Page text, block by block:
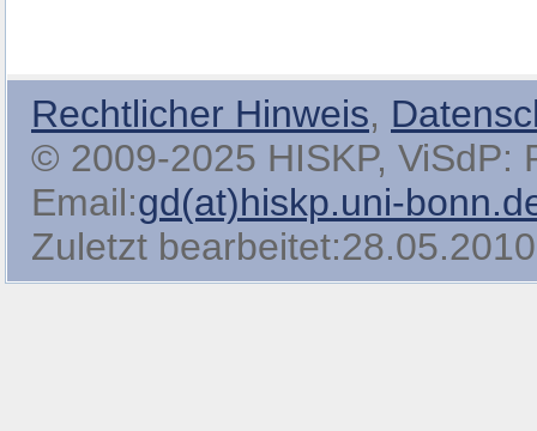
Rechtlicher Hinweis,
© 2009-2025 HISKP, ViSdP:
Email:gd(at)hiskp.uni-
Zuletzt